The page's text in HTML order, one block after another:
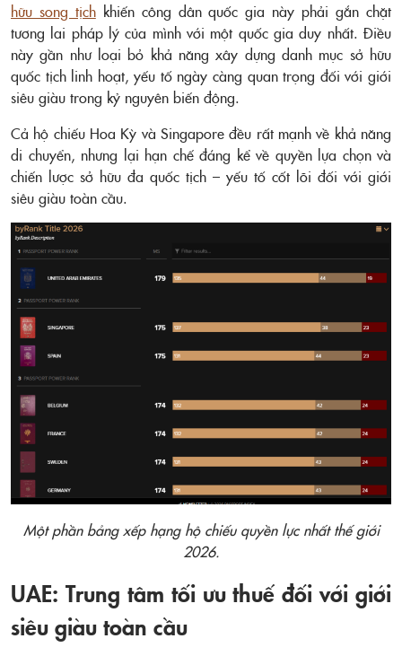
hữu song tịchkhiến công dân quốc gia này phải gắn chặt
tương lai pháp lý của mình với một quốc gia duy nhất. Điều
này gần như loại bỏ khả năng xây dựng danh mục sở hữu
quốc tịch linh hoạt, yếu tố ngày càng quan trọng đối với giới
siêu giàu trong kỷ nguyên biến động.
Cả hộ chiếu Hoa Kỳ và Singapore đều rất mạnh về khả năng
di chuyển, nhưng lại hạn chế đáng kể về quyền lựa chọn và
chiến lược sở hữu đa quốc tịch – yếu tố cốt lõi đối với giới
siêu giàu toàn cầu.
Một phần bảng xếp hạng hộ chiếu quyền lực nhất thế giới
2026.
UAE: Trung tâm tối ưu thuế đối với giới
siêu giàu toàn cầu